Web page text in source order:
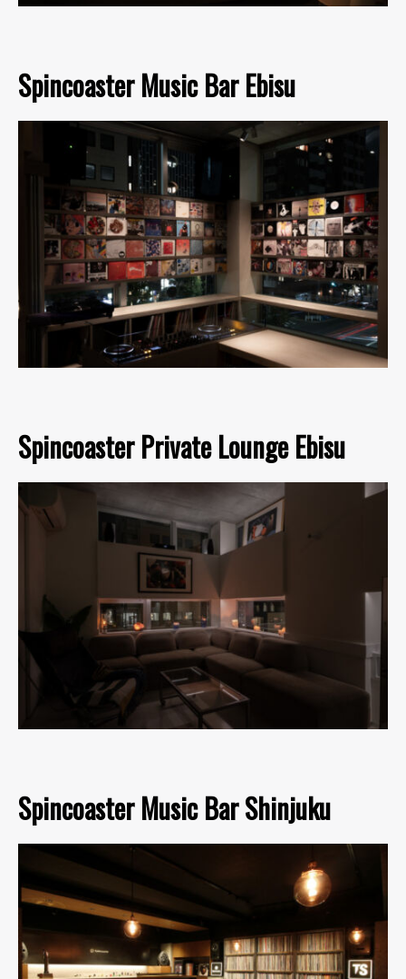
Spincoaster Music Bar Ebisu
Spincoaster Private Lounge Ebisu
Spincoaster Music Bar Shinjuku